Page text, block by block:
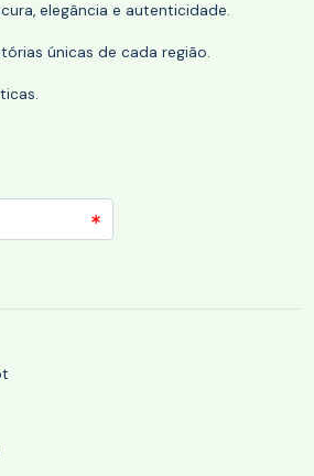
elegância e autenticidade.
únicas de cada região.